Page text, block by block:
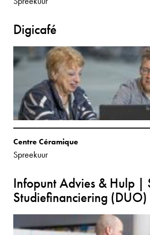
Digicafé
Centre Céramique
Spreekuur
Infopunt Advies & Hulp |
Studiefinanciering (DUO)